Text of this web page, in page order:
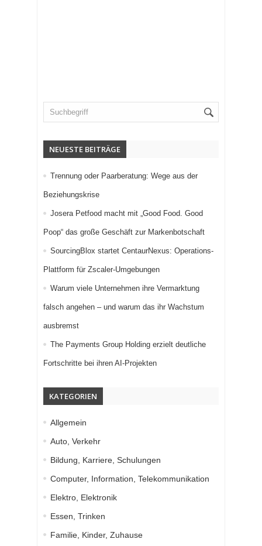
NEUESTE BEITRÄGE
Trennung oder Paarberatung: Wege aus der
Beziehungskrise
Josera Petfood macht mit „Good Food. Good
Poop“ das große Geschäft zur Markenbotschaft
SourcingBlox startet CentaurNexus: Operations-
Plattform für Zscaler-Umgebungen
Warum viele Unternehmen ihre Vermarktung
falsch angehen – und warum das ihr Wachstum
ausbremst
The Payments Group Holding erzielt deutliche
Fortschritte bei ihren AI-Projekten
KATEGORIEN
Allgemein
Auto, Verkehr
Bildung, Karriere, Schulungen
Computer, Information, Telekommunikation
Elektro, Elektronik
Essen, Trinken
Familie, Kinder, Zuhause